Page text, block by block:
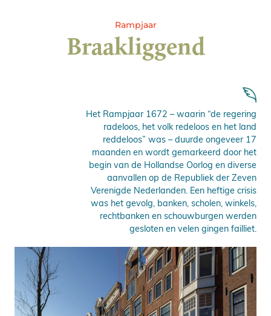
Rampjaar
Braakliggend
Het Rampjaar 1672 – waarin “de regering
radeloos, het volk redeloos en het land
reddeloos” was – duurde ongeveer 17
maanden en wordt gemarkeerd door het
begin van de Hollandse Oorlog en diverse
aanvallen op de Republiek der Zeven
Verenigde Nederlanden. Een heftige crisis
was het gevolg, banken, scholen, winkels,
rechtbanken en schouwburgen werden
gesloten en velen gingen failliet.